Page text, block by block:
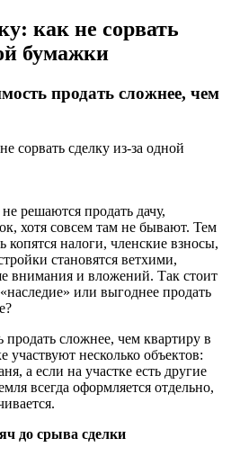
как не сорвать
бумажки
продать сложнее, чем
решаются продать дачу,
хотя совсем там не бывают. Тем
налоги, членские взносы,
становятся ветхими,
внимания и вложений. Так стоит
или выгоднее продать
сложнее, чем квартиру в
участвуют несколько объектов:
а если на участке есть другие
всегда оформляется отдельно,
до срыва сделки